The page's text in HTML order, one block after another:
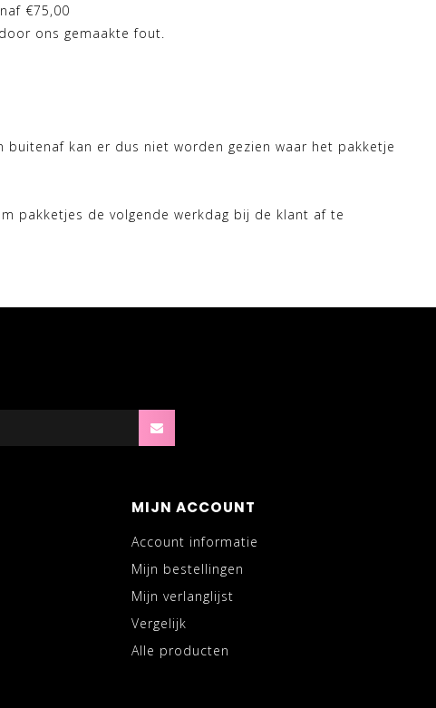
€75,00
ons gemaakte fout.
kan er dus niet worden gezien waar het pakketje
pakketjes de volgende werkdag bij de klant af te
MIJN ACCOUNT
Account informatie
Mijn bestellingen
Mijn verlanglijst
Vergelijk
Alle producten